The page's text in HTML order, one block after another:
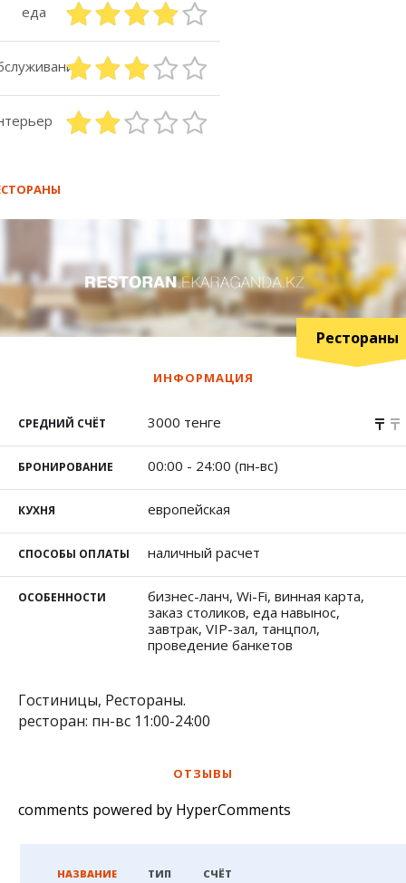
еда
Рестораны
ИНФОРМАЦИЯ
СРЕДНИЙ СЧЁТ 3000 тенге
БРОНИРОВАНИЕ 00:00 - 24:00 (пн-вс)
КУХНЯ европейская
СПОСОБЫ ОПЛАТЫ наличный расчет
ОСОБЕННОСТИ
бизнес-ланч, Wi-Fi, винная карта,
заказ столиков, еда навынос,
завтрак, VIP-зал, танцпол,
проведение банкетов
Гостиницы, Рестораны.
ресторан: пн-вс 11:00-24:00
ОТЗЫВЫ
comments powered by HyperComments
НАЗВАНИЕ ТИП СЧЁТ